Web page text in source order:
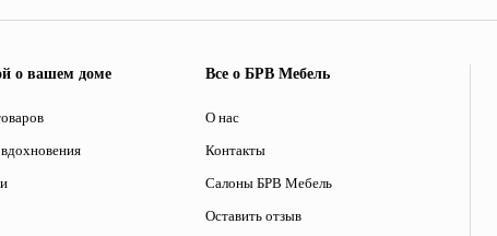
о вашем доме Все о БРВ Мебель
О нас
Контакты
Салоны БРВ Мебель
Оставить отзыв